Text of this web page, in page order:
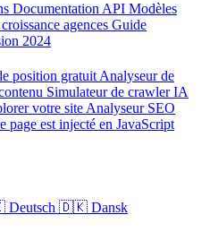
Documentation API Modèles
agences Guide
2024
position gratuit Analyseur de
Simulateur de crawler IA
votre site Analyseur SEO
page est injecté en JavaScript
Deutsch 🇩🇰 Dansk